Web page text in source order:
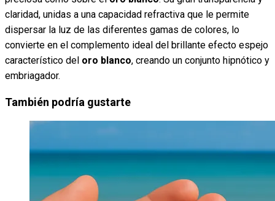
claridad, unidas a una capacidad refractiva que le permite
dispersar la luz de las diferentes gamas de colores, lo
convierte en el complemento ideal del brillante efecto espejo
característico del oro blanco, creando un conjunto hipnótico y
embriagador.
También podría gustarte